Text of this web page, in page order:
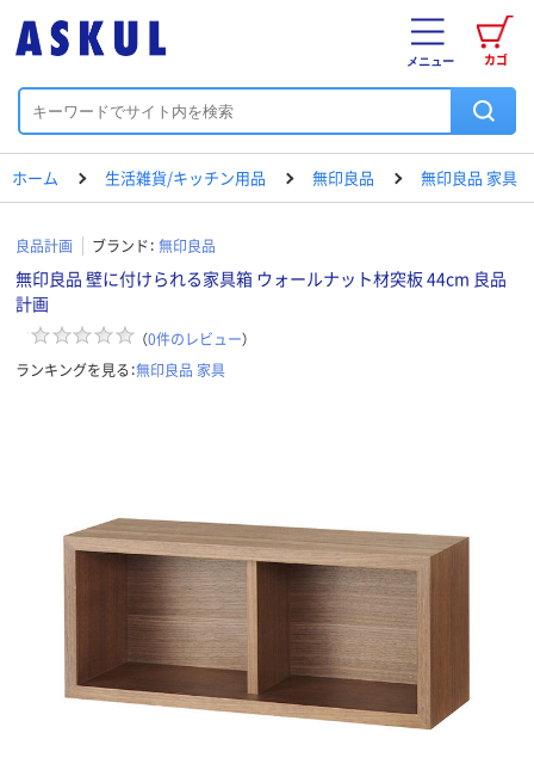
カゴ
メニュー
ホーム 生活雑貨/キッチン用品 無印良品 無印良品 家具
良品計画 ブランド： 無印良品
無印良品 壁に付けられる家具箱 ウォールナット材突板 44cm 良品
計画
（0件のレビュー）
ランキングを見る：無印良品 家具